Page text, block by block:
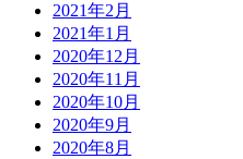
2021年2月
2021年1月
2020年12月
2020年11月
2020年10月
2020年9月
2020年8月